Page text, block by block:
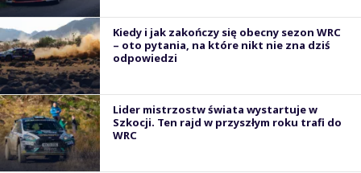
Kiedy i jak zakończy się obecny sezon WRC
– oto pytania, na które nikt nie zna dziś
odpowiedzi
Lider mistrzostw świata wystartuje w
Szkocji. Ten rajd w przyszłym roku trafi do
WRC